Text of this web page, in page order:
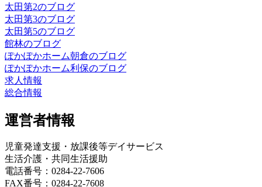
太田第2のブログ
太田第3のブログ
太田第5のブログ
館林のブログ
ぽかぽかホーム朝倉のブログ
ぽかぽかホーム利保のブログ
求人情報
総合情報
運営者情報
児童発達支援・放課後等デイサービス
生活介護・共同生活援助
電話番号：0284-22-7606
FAX番号：0284-22-7608